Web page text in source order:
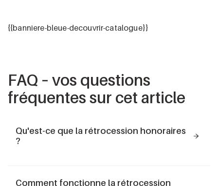
{{banniere-bleue-decouvrir-catalogue}}
FAQ – vos questions
fréquentes sur cet article
Qu'est-ce que la rétrocession honoraires
?
Comment fonctionne la rétrocession